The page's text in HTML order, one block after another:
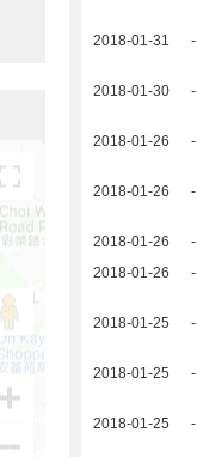
2018-01-31
-
2018-01-30
-
2018-01-26
-
2018-01-26
-
2018-01-26
-
2018-01-26
-
2018-01-25
-
2018-01-25
-
2018-01-25
-